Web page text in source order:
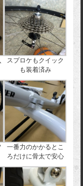
スプロケもクイック
も装着済み
一番力のかかるとこ
ろだけに骨太で安心